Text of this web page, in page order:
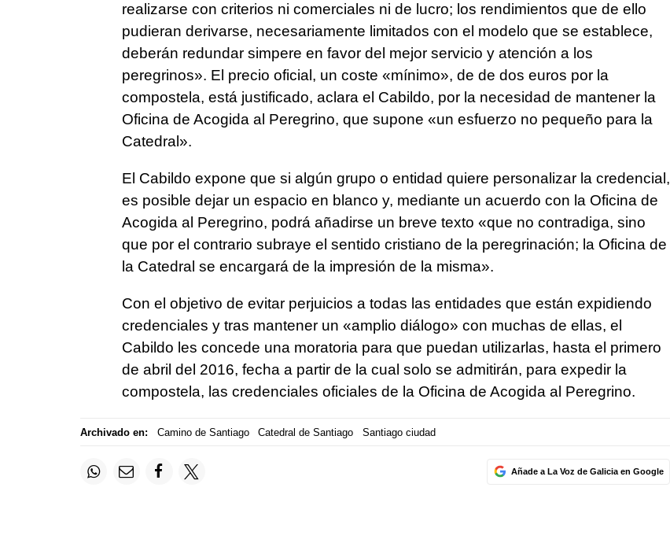
realizarse con criterios ni comerciales ni de lucro; los rendimientos que de ello
pudieran derivarse, necesariamente limitados con el modelo que se establece,
deberán redundar simpere en favor del mejor servicio y atención a los
peregrinos». El precio oficial, un coste «mínimo», de de dos euros por la
compostela, está justificado, aclara el Cabildo, por la necesidad de mantener la
Oficina de Acogida al Peregrino, que supone «un esfuerzo no pequeño para la
Catedral».
El Cabildo expone que si algún grupo o entidad quiere personalizar la credencial,
es posible dejar un espacio en blanco y, mediante un acuerdo con la Oficina de
Acogida al Peregrino, podrá añadirse un breve texto «que no contradiga, sino
que por el contrario subraye el sentido cristiano de la peregrinación; la Oficina de
la Catedral se encargará de la impresión de la misma».
Con el objetivo de evitar perjuicios a todas las entidades que están expidiendo
credenciales y tras mantener un «amplio diálogo» con muchas de ellas, el
Cabildo les concede una moratoria para que puedan utilizarlas, hasta el primero
de abril del 2016, fecha a partir de la cual solo se admitirán, para expedir la
compostela, las credenciales oficiales de la Oficina de Acogida al Peregrino.
Archivado en: Camino de Santiago Catedral de Santiago Santiago ciudad
Añade a La Voz de Galicia en Google